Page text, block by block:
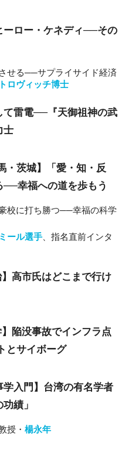
ーロー・ケネディ──その
せる──サプライサイド経済
ロヴィッチ博士
て雷電──『天御祖神の武
士
・茨城】「愛・知・反
幸福への道を歩もう
校に打ち勝つ──幸福の科学
ール選手 、指名直前インタ
高市氏はどこまで行け
陥没事故でインフラ点
とサイボーグ
学入門】台湾の有名学者
績」
授・ 楊永年